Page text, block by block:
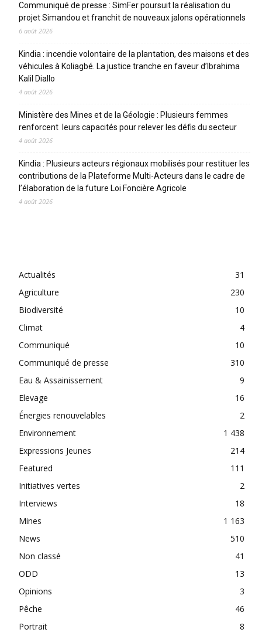
Communiqué de presse : SimFer poursuit la réalisation du
projet Simandou et franchit de nouveaux jalons opérationnels
6 août 2026
Kindia : incendie volontaire de la plantation, des maisons et des
véhicules à Koliagbé. La justice tranche en faveur d’Ibrahima
Kalil Diallo
4 août 2026
Ministère des Mines et de la Géologie : Plusieurs femmes
renforcent leurs capacités pour relever les défis du secteur
4 août 2026
Kindia : Plusieurs acteurs régionaux mobilisés pour restituer les
contributions de la Plateforme Multi-Acteurs dans le cadre de
l’élaboration de la future Loi Foncière Agricole
4 août 2026
Actualités
31
Agriculture
230
Biodiversité
10
Climat
4
Communiqué
10
Communiqué de presse
310
Eau & Assainissement
9
Elevage
16
Énergies renouvelables
2
Environnement
1 438
Expressions Jeunes
214
Featured
111
Initiatives vertes
2
Interviews
18
Mines
1 163
News
510
Non classé
41
ODD
13
Opinions
3
Pêche
46
Portrait
8